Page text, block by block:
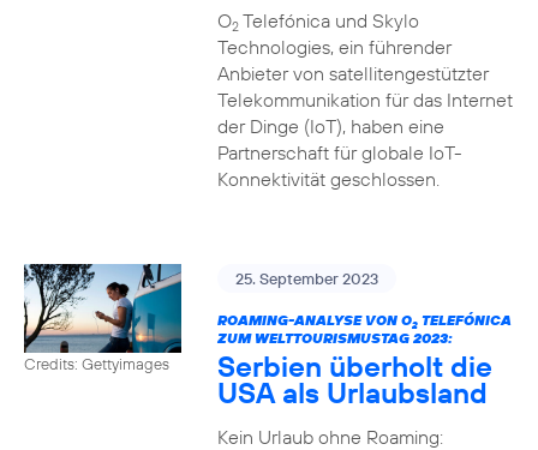
O2Telefónica und Skylo
Technologies, ein führender
Anbieter von satellitengestützter
Telekommunikation für das Internet
der Dinge (IoT), haben eine
Partnerschaft für globale IoT-
Konnektivität geschlossen.
Credits: Gettyimages
25. September 2023
ROAMING-ANALYSE VON O2TELEFÓNICA
ZUM WELTTOURISMUSTAG 2023:
Serbien überholt die
USA als Urlaubsland
Kein Urlaub ohne Roaming: